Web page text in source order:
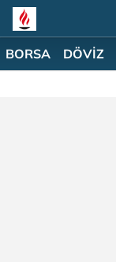
BORSA DÖVİZ